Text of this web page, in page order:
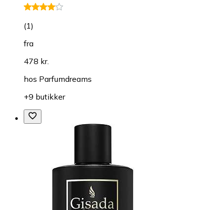
(1)
fra
478 kr.
hos Parfumdreams
+9 butikker